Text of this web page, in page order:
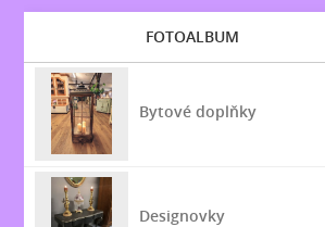
FOTOALBUM
Bytové doplňky
Designovky